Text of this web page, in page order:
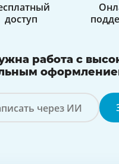
доступ
работа с
через ИИ